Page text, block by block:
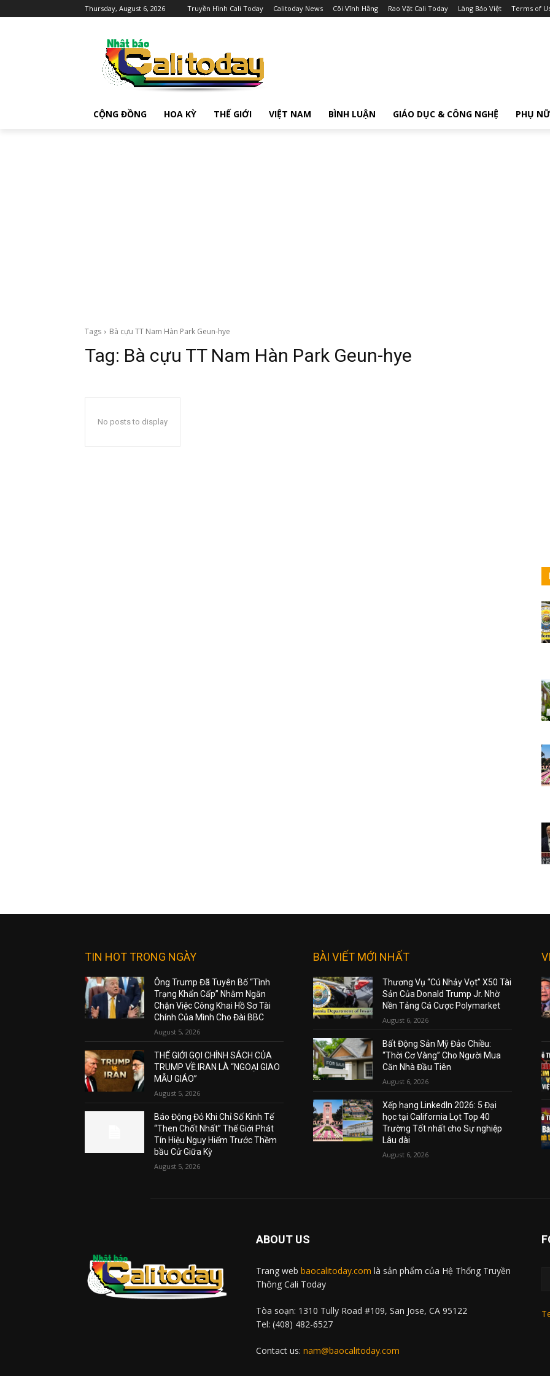
Thursday, August 6, 2026 Truyền Hình Cali Today Calitoday News Cõi Vĩnh Hằng Rao Vặt Cali Today Làng Báo Việt Terms of
CỘNG ĐỒNG HOA KỲ THẾ GIỚI VIỆT NAM BÌNH LUẬN GIÁO DỤC & CÔNG NGHỆ PHỤ NỮ
Tags Bà cựu TT Nam Hàn Park Geun-hye
Tag: Bà cựu TT Nam Hàn Park Geun-hye
No posts to display
TIN HOT TRONG NGÀY
Ông Trump Đã Tuyên Bố “Tình
Trạng Khẩn Cấp” Nhằm Ngăn
Chặn Việc Công Khai Hồ Sơ Tài
Chính Của Mình Cho Đài BBC
August 5, 2026
THẾ GIỚI GỌI CHÍNH SÁCH CỦA
TRUMP VỀ IRAN LÀ “NGOẠI GIAO
MẪU GIÁO”
August 5, 2026
Báo Động Đỏ Khi Chỉ Số Kinh Tế
“Then Chốt Nhất” Thế Giới Phát
Tín Hiệu Nguy Hiểm Trước Thềm
bầu Cử Giữa Kỳ
August 5, 2026
BÀI VIẾT MỚI NHẤT
Thương Vụ “Cú Nhảy Vọt” X50 Tài
Sản Của Donald Trump Jr. Nhờ
Nền Tảng Cá Cược Polymarket
August 6, 2026
Bất Động Sản Mỹ Đảo Chiều:
“Thời Cơ Vàng” Cho Người Mua
Căn Nhà Đầu Tiên
August 6, 2026
Xếp hạng LinkedIn 2026: 5 Đại
học tại California Lọt Top 40
Trường Tốt nhất cho Sự nghiệp
Lâu dài
August 6, 2026
ABOUT US
Trang web baocalitoday.com là sản phẩm của Hệ Thống Truyền
Thông Cali Today
Tòa soạn: 1310 Tully Road #109, San Jose, CA 95122
Tel: (408) 482-6527
Contact us: nam@baocalitoday.com